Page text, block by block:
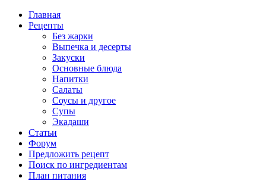
Главная
Рецепты
Без жарки
Выпечка и десерты
Закуски
Основные блюда
Напитки
Салаты
Соусы и другое
Супы
Экадаши
Статьи
Форум
Предложить рецепт
Поиск по ингредиентам
План питания